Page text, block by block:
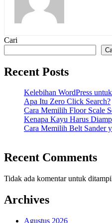
Cari
Recent Posts
Kelebihan WordPress
Apa Itu Zero Click Search?
Cara Memilih Floor Scale
Kenapa Kayu Harus
Cara Memilih Belt Sander
Recent Comments
Tidak ada komentar untuk
Archives
Agustus 2026